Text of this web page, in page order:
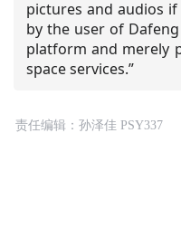
pictures and audios
by the user of
platform and merely
space services.”
责任编辑：孙泽佳 PSY337